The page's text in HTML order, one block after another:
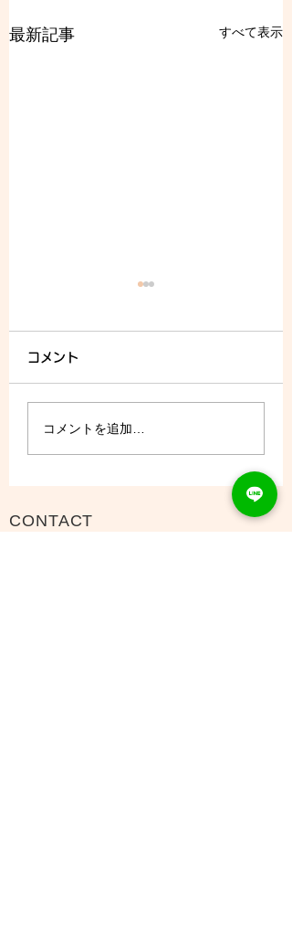
最新記事 すべて表示
8/8 (土) - ご予約状況
コメント
コメントを追加…
CONTACT